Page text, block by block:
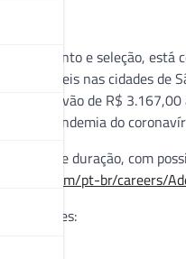
e seleção,
disponíveis nas cidades de
que vão de R$
da pandemia do
dias de duração, com
pt-br/careers/